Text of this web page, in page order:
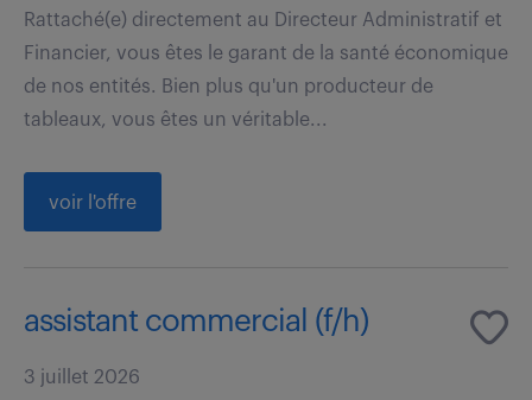
Rattaché(e) directement au Directeur Administratif et
Financier, vous êtes le garant de la santé économique
de nos entités. Bien plus qu'un producteur de
tableaux, vous êtes un véritable...
voir l'offre
assistant commercial (f/h)
3 juillet 2026